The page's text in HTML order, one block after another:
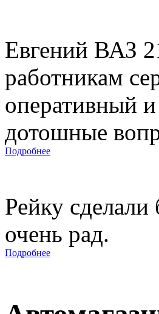
Евгений ВАЗ
работникам
оперативный
дотошные
Подробнее
Рейку
очень рад.
Подробнее